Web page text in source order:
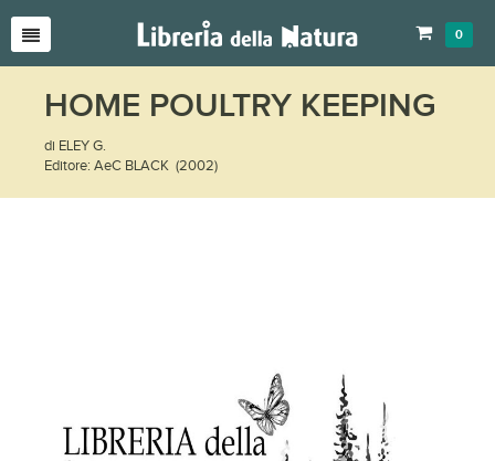
0
HOME POULTRY KEEPING
di ELEY G.
Editore: AeC BLACK (2002)